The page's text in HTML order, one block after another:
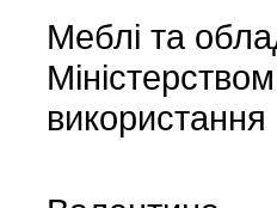
Меблі та